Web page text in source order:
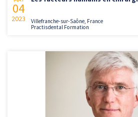
04
2023
Villefranche-sur-Saône, France
Practisdental Formation